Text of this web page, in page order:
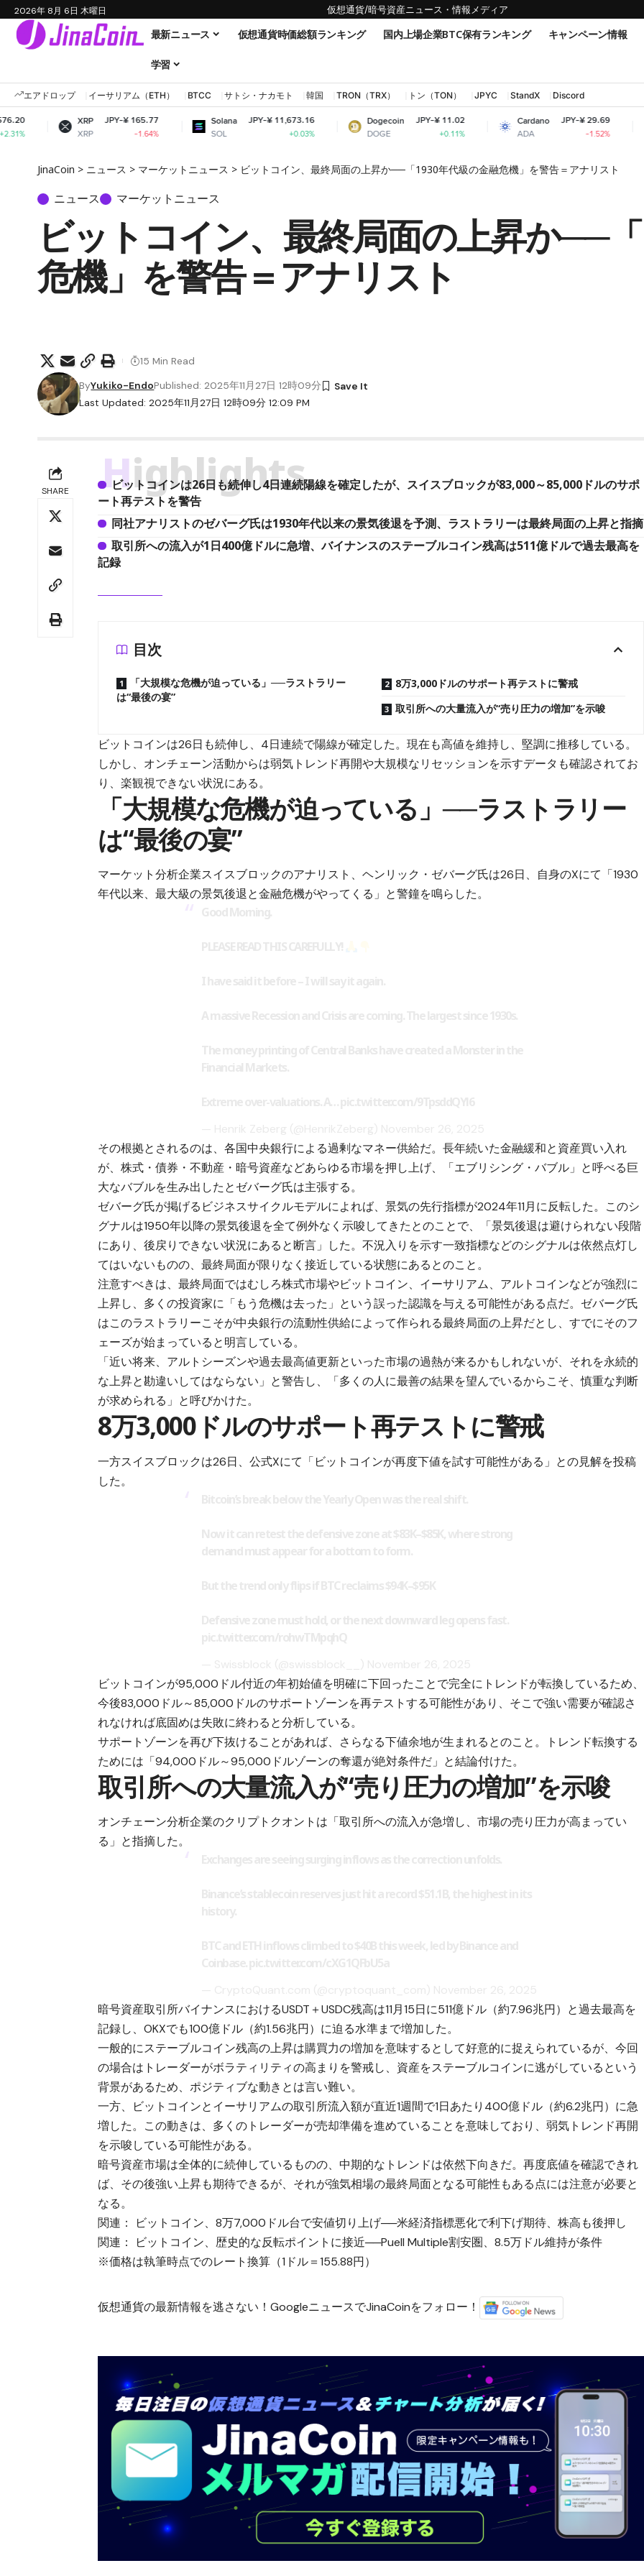
2026年 8月 6日 木曜日 仮想通貨/暗号資産ニュース・情報メディア
最新ニュース 仮想通貨時価総額ランキング 国内上場企業BTC保有ランキング キャンペーン情報
学習
エアドロップ イーサリアム（ETH） BTCC サトシ・ナカモト 韓国 TRON（TRX） トン（TON） JPYC StandX Discord
XRP
XRP
JPY-¥ 165.77
-1.64%
Solana
SOL
JPY-¥ 11,673.16
Dogecoin
DOGE
JPY-¥ 11.02
+0.11%
Cardano
ADA
JPY-¥ 29.69
-1.52%
Shiba Inu
SHIB
JinaCoin > ニュース > マーケットニュース > ビットコイン、最終局面の上昇か──「1930年代級の金融危機」を警告＝アナリスト
ニュース マーケットニュース
ビットコイン、最終局面の上昇か──
危機」を警告＝アナリスト
Last Updated: 2025年11月27日 12時09分 12:09 PM
ByYukiko-EndoPublished: 2025年11月27日 12時09分
15 Min Read
SHARE Highlights
ビットコインは26日も続伸し4日連続陽線を確定したが、スイスブロックが83,000～85,000ドルのサポ
ート再テストを警告
同社アナリストのゼバーグ氏は1930年代以来の景気後退を予測、ラストラリーは最終局面の上昇と指摘
取引所への流入が1日400億ドルに急増、バイナンスのステーブルコイン残高は511億ドルで過去最高を
記録
目次
「大規模な危機が迫っている」──ラストラリー
は“最後の宴”
8万3,000ドルのサポート再テストに警戒
取引所への大量流入が“売り圧力の増加”を示唆
ビットコインは26日も続伸し、4日連続で陽線が確定した。現在も高値を維持し、堅調に推移している。
しかし、オンチェーン活動からは弱気トレンド再開や大規模なリセッションを示すデータも確認されてお
り、楽観視できない状況にある。
「大規模な危機が迫っている」──ラストラリー
は“最後の宴”
マーケット分析企業スイスブロックのアナリスト、ヘンリック・ゼバーグ氏は26日、自身のXにて「1930
年代以来、最大級の景気後退と金融危機がやってくる」と警鐘を鳴らした。
その根拠とされるのは、各国中央銀行による過剰なマネー供給だ。長年続いた金融緩和と資産買い入れ
が、株式・債券・不動産・暗号資産などあらゆる市場を押し上げ、「エブリシング・バブル」と呼べる巨
大なバブルを生み出したとゼバーグ氏は主張する。
ゼバーグ氏が掲げるビジネスサイクルモデルによれば、景気の先行指標が2024年11月に反転した。このシ
グナルは1950年以降の景気後退を全て例外なく示唆してきたとのことで、「景気後退は避けられない段階
にあり、後戻りできない状況にあると断言」した。不況入りを示す一致指標などのシグナルは依然点灯し
てはいないものの、最終局面が限りなく接近している状態にあるとのこと。
注意すべきは、最終局面ではむしろ株式市場やビットコイン、イーサリアム、アルトコインなどが強烈に
上昇し、多くの投資家に「もう危機は去った」という誤った認識を与える可能性がある点だ。ゼバーグ氏
はこのラストラリーこそが中央銀行の流動性供給によって作られる最終局面の上昇だとし、すでにそのフ
ェーズが始まっていると明言している。
「近い将来、アルトシーズンや過去最高値更新といった市場の過熱が来るかもしれないが、それを永続的
な上昇と勘違いしてはならない」と警告し、「多くの人に最善の結果を望んでいるからこそ、慎重な判断
が求められる」と呼びかけた。
8万3,000ドルのサポート再テストに警戒
一方スイスブロックは26日、公式Xにて「ビットコインが再度下値を試す可能性がある」との見解を投稿
した。
ビットコインが95,000ドル付近の年初始値を明確に下回ったことで完全にトレンドが転換しているため、
今後83,000ドル～85,000ドルのサポートゾーンを再テストする可能性があり、そこで強い需要が確認さ
れなければ底固めは失敗に終わると分析している。
サポートゾーンを再び下抜けることがあれば、さらなる下値余地が生まれるとのこと。トレンド転換する
ためには「94,000ドル～95,000ドルゾーンの奪還が絶対条件だ」と結論付けた。
取引所への大量流入が“売り圧力の増加”を示唆
オンチェーン分析企業のクリプトクオントは「取引所への流入が急増し、市場の売り圧力が高まってい
る」と指摘した。
暗号資産取引所バイナンスにおけるUSDT＋USDC残高は11月15日に511億ドル（約7.96兆円）と過去最高を
記録し、OKXでも100億ドル（約1.56兆円）に迫る水準まで増加した。
一般的にステーブルコイン残高の上昇は購買力の増加を意味するとして好意的に捉えられているが、今回
の場合はトレーダーがボラティリティの高まりを警戒し、資産をステーブルコインに逃がしているという
背景があるため、ポジティブな動きとは言い難い。
一方、ビットコインとイーサリアムの取引所流入額が直近1週間で1日あたり400億ドル（約6.2兆円）に急
増した。この動きは、多くのトレーダーが売却準備を進めていることを意味しており、弱気トレンド再開
を示唆している可能性がある。
暗号資産市場は全体的に続伸しているものの、中期的なトレンドは依然下向きだ。再度底値を確認できれ
ば、その後強い上昇も期待できるが、それが強気相場の最終局面となる可能性もある点には注意が必要と
なる。
関連：
ビットコイン、8万7,000ドル台で安値切り上げ──米経済指標悪化で利下げ期待、株高も後押し
関連：
ビットコイン、歴史的な反転ポイントに接近──Puell Multiple割安圏、8.5万ドル維持が条件
※価格は執筆時点でのレート換算（1ドル＝155.88円）
仮想通貨の最新情報を逃さない！GoogleニュースでJinaCoinをフォロー！